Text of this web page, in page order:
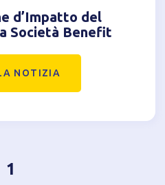
d’Impatto del
Società Benefit
NOTIZIA
1